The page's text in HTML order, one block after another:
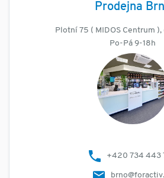
Prodejna
Plotní 75 ( MIDOS Centrum
Po-Pá 9-18h
+420 734 443